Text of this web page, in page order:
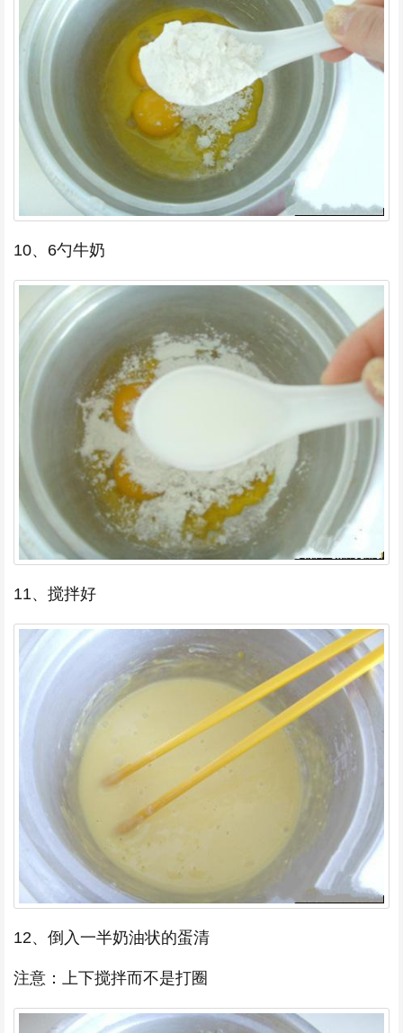
10、6勺牛奶
11、搅拌好
12、倒入一半奶油状的蛋清
注意：上下搅拌而不是打圈